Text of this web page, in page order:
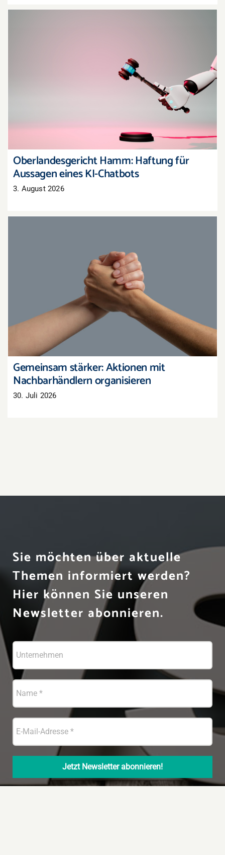
Oberlandesgericht Hamm: Haftung für
Aussagen eines KI-Chatbots
Oberlandesgericht Hamm: Haftung für
Aussagen eines KI-Chatbots
3. August 2026
Gemeinsam stärker: Aktionen mit
Nachbarhändlern organisieren
Gemeinsam stärker: Aktionen mit
Nachbarhändlern organisieren
30. Juli 2026
Sie möchten über aktuelle
Themen informiert werden?
Hier können Sie unseren
Newsletter abonnieren.